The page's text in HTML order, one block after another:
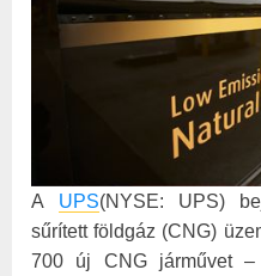
A UPS(NYSE: UPS)
sűrített földgáz (CNG)
700 új CNG járművet